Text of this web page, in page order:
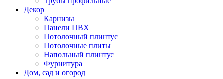
Декор
Карнизы
Панели ПВХ
Потолочный плинтус
Потолочные плиты
Напольный плинтус
Фурнитура
Дом, сад и огород